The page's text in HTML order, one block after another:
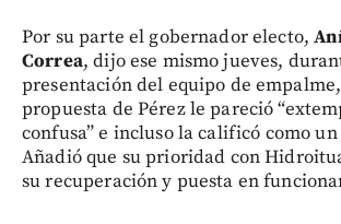
Por su parte el gobernador electo,
Correa, dijo ese mismo jueves,
presentación del equipo de
propuesta de Pérez le pareció
confusa” e incluso la calificó como un
Añadió que su prioridad con
su recuperación y puesta en